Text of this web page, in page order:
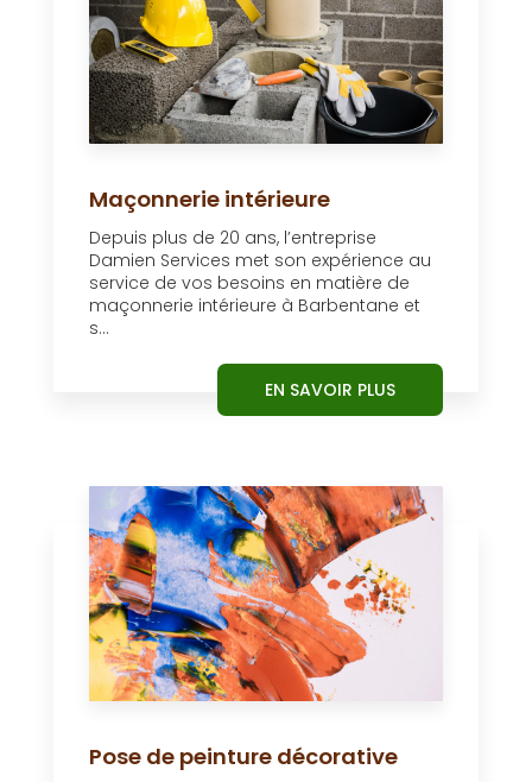
Maçonnerie intérieure
Depuis plus de 20 ans, l’entreprise
Damien Services met son expérience au
service de vos besoins en matière de
maçonnerie intérieure à Barbentane et
s...
EN SAVOIR PLUS
Pose de peinture décorative